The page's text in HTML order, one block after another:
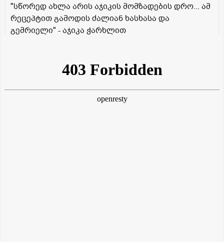
"სწორედ ახლა არის აჯიკის მომზადების დრო... ამ
რეცეპტით გამოდის ძალიან ხასხასა და
გემრიელი" - აჯიკა ჭარხლით